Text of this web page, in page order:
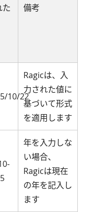
た
備考
10/22
Ragicは、入
力された値に
基づいて形式
を適用します
年を入力しな
い場合、
Ragicは現在
の年を記入し
ます